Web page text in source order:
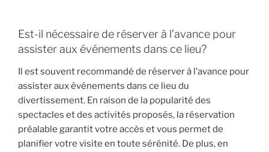
Est-il nécessaire de réserver à l’avance pour
assister aux événements dans ce lieu?
Il est souvent recommandé de réserver à l’avance pour
assister aux événements dans ce lieu du
divertissement. En raison de la popularité des
spectacles et des activités proposés, la réservation
préalable garantit votre accès et vous permet de
planifier votre visite en toute sérénité. De plus, en